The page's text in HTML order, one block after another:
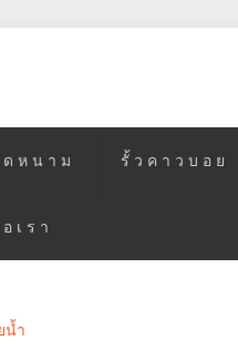
หนาม รั้วคาวบอย
เรา
น้ำ